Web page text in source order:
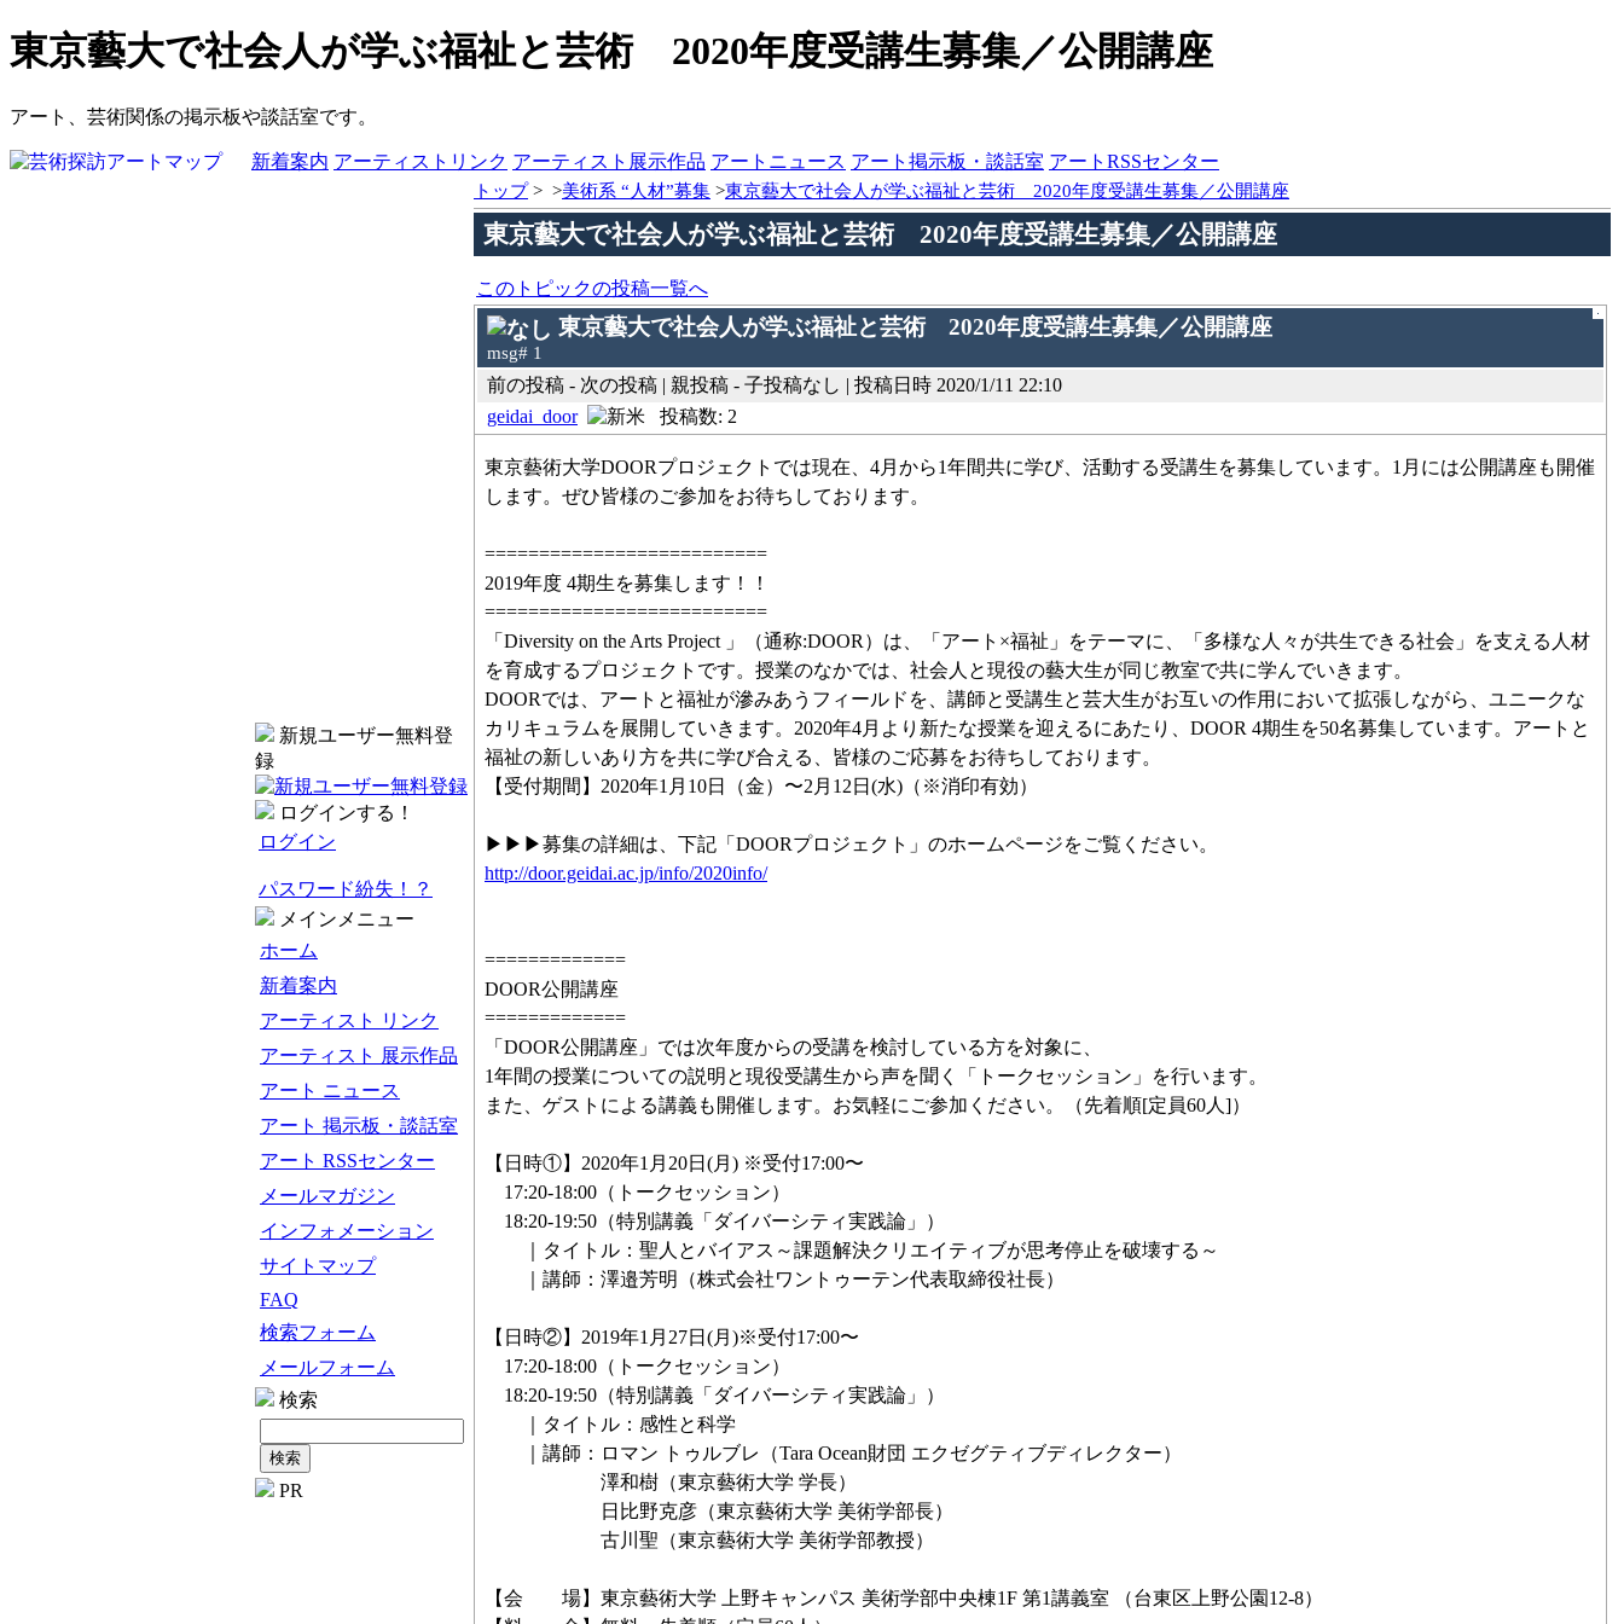
東京藝大で社会人が学ぶ福祉と芸術 2020年度受講生募集／公開講座
アート、芸術関係の掲示板や談話室です。
新着案内 アーティストリンク アーティスト展示作品 アートニュース アート掲示板・談話室 アートRSSセンター
新規ユーザー無料登
録
ログインする！
ログイン
パスワード紛失！？
メインメニュー
ホーム
新着案内
アーティスト リンク
アーティスト 展示作品
アート ニュース
アート 掲示板・談話室
アート RSSセンター
メールマガジン
インフォメーション
サイトマップ
FAQ
検索フォーム
メールフォーム
検索
PR
トップ> >美術系 “人材”募集 >東京藝大で社会人が学ぶ福祉と芸術 2020年度受講生募集／公開講座
東京藝大で社会人が学ぶ福祉と芸術 2020年度受講生募集／公開講座
このトピックの投稿一覧へ
東京藝大で社会人が学ぶ福祉と芸術 2020年度受講生募集／公開講座
msg# 1
前の投稿 - 次の投稿 | 親投稿 - 子投稿なし | 投稿日時 2020/1/11 22:10
geidai_door
投稿数: 2
東京藝術大学DOORプロジェクトでは現在、4月から1年間共に学び、活動する受講生を募集しています。1月には公開講座も開催
します。ぜひ皆様のご参加をお待ちしております。
==========================
2019年度 4期生を募集します！！
==========================
「Diversity on the Arts Project 」（通称:DOOR）は、「アート×福祉」をテーマに、「多様な人々が共生できる社会」を支える人材
を育成するプロジェクトです。授業のなかでは、社会人と現役の藝大生が同じ教室で共に学んでいきます。
DOORでは、アートと福祉が滲みあうフィールドを、講師と受講生と芸大生がお互いの作用において拡張しながら、ユニークな
カリキュラムを展開していきます。2020年4月より新たな授業を迎えるにあたり、DOOR 4期生を50名募集しています。アートと
福祉の新しいあり方を共に学び合える、皆様のご応募をお待ちしております。
【受付期間】2020年1月10日（金）〜2月12日(水)（※消印有効）
▶▶▶募集の詳細は、下記「DOORプロジェクト」のホームページをご覧ください。
http://door.geidai.ac.jp/info/2020info/
=============
DOOR公開講座
=============
「DOOR公開講座」では次年度からの受講を検討している方を対象に、
1年間の授業についての説明と現役受講生から声を聞く「トークセッション」を行います。
また、ゲストによる講義も開催します。お気軽にご参加ください。（先着順[定員60人]）
【日時①】2020年1月20日(月) ※受付17:00〜
17:20-18:00（トークセッション）
18:20-19:50（特別講義「ダイバーシティ実践論」）
｜タイトル：聖人とバイアス～課題解決クリエイティブが思考停止を破壊する～
｜講師：澤邉芳明（株式会社ワントゥーテン代表取締役社長）
【日時②】2019年1月27日(月)※受付17:00〜
17:20-18:00（トークセッション）
18:20-19:50（特別講義「ダイバーシティ実践論」）
｜タイトル：感性と科学
｜講師：ロマン トゥルブレ（Tara Ocean財団 エクゼグティブディレクター）
澤和樹（東京藝術大学 学長）
日比野克彦（東京藝術大学 美術学部長）
古川聖（東京藝術大学 美術学部教授）
【会 場】東京藝術大学 上野キャンパス 美術学部中央棟1F 第1講義室 （台東区上野公園12-8）